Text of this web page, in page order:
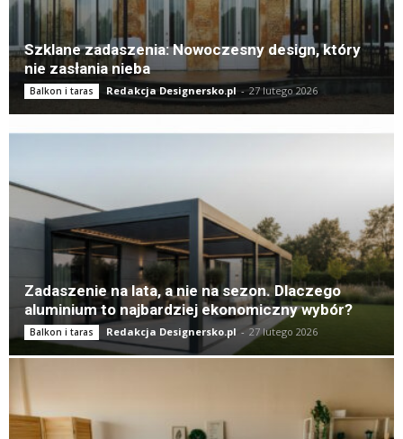
Szklane zadaszenia: Nowoczesny design, który
nie zasłania nieba
Balkon i taras Redakcja Designersko.pl - 27 lutego 2026
Zadaszenie na lata, a nie na sezon. Dlaczego
aluminium to najbardziej ekonomiczny wybór?
Balkon i taras Redakcja Designersko.pl - 27 lutego 2026